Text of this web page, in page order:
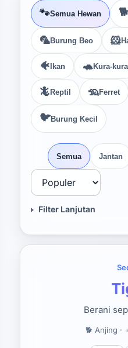
🐾Semua Hewan 🐕
🦜Burung Beo 🐹
🐠Ikan 🐢Kura-kura
🦎Reptil 🦡Ferret
🐦Burung Kecil
Semua Jantan
Filter Lanjutan
Berani
🐕 Anjing ·